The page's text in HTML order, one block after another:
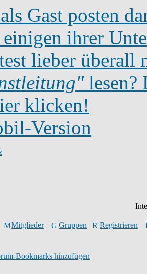
Gast posten
ihrer
lieber überall
lesen?
klicken!
Version
Mitglieder Gruppen Registrieren
Bookmarks hinzufügen